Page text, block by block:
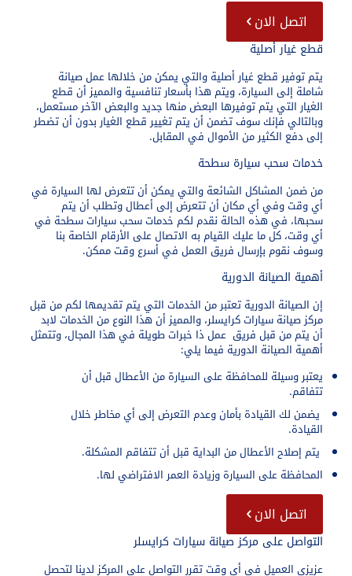
اتصل الان
قطع غيار أصلية
يتم توفير قطع غيار أصلية والتي يمكن من خلالها عمل صيانة
شاملة إلى السيارة، ويتم هذا بأسعار تنافسية والمميز أن قطع
الغيار التي يتم توفيرها البعض منها جديد والبعض الآخر مستعمل،
وبالتالي فإنك سوف تضمن أن يتم تغيير قطع الغيار بدون أن تضطر
إلى دفع الكثير من الأموال في المقابل.
خدمات سحب سيارة سطحة
من ضمن المشاكل الشائعة والتي يمكن أن تتعرض لها السيارة في
أي وقت وفي أي مكان أن تتعرض إلى أعطال وتطلب أن يتم
سحبها، في هذه الحالة نقدم لكم خدمات سحب سيارات سطحة في
أي وقت، كل ما عليك القيام به الاتصال على الأرقام الخاصة بنا
وسوف نقوم بإرسال فريق العمل في أسرع وقت ممكن.
أهمية الصيانة الدورية
إن الصيانة الدورية تعتبر من الخدمات التي يتم تقديمها لكم من قبل
مركز صيانة سيارات كرايسلر، والمميز أن هذا النوع من الخدمات لابد
أن يتم من قبل فريق عمل ذا خبرات طويلة في هذا المجال، وتتمثل
أهمية الصيانة الدورية فيما يلي:
يعتبر وسيلة للمحافظة على السيارة من الأعطال قبل أن
تتفاقم.
يضمن لك القيادة بأمان وعدم التعرض إلى أي مخاطر خلال
القيادة.
يتم إصلاح الأعطال من البداية قبل أن تتفاقم المشكلة.
المحافظة على السيارة وزيادة العمر الافتراضي لها.
اتصل الان
التواصل على مركز صيانة سيارات كرايسلر
عزيزي العميل في أي وقت تقرر التواصل على المركز لدينا لتحصل